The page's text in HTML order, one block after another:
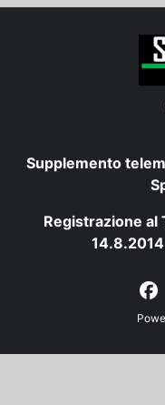
Supplemento
Registrazione al